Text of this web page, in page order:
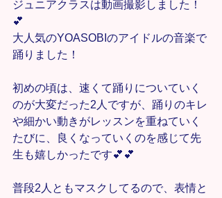
ジュニアクラスは動画撮影しました！
💕
大人気のYOASOBIのアイドルの音楽で
踊りました！
初めの頃は、速くて踊りについていく
のが大変だった2人ですが、踊りのキレ
や細かい動きがレッスンを重ねていく
たびに、良くなっていくのを感じて先
生も嬉しかったです💕💕
普段2人ともマスクしてるので、表情と